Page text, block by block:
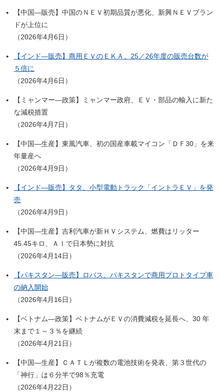
【中国―販売】中国のＮＥＶ初期品質が悪化、新興ＮＥＶブラン
ドが上位に
（2026年4月6日）
【インド―販売】商用ＥＶのＥＫＡ、25／26年度の販売台数が
５倍に
（2026年4月6日）
【ミャンマー―政策】ミャンマー政府、ＥＶ・部品の輸入に新た
な減税措置
（2026年4月7日）
【中国―生産】東風汽車、初の国産車載マイコン「ＤＦ30」を来
年量産へ
（2026年4月9日）
【インド―販売】タタ、小型電動トラック「イントラＥＶ」を発
売
（2026年4月9日）
【中国―生産】吉利汽車が新ＨＶシステム、燃費はリッター
45.45キロ、ＡＩで日本勢に対抗
（2026年4月14日）
【パキスタン―販売】ロバス、パキスタンで商用プロトタイプ車
の納入開始
（2026年4月16日）
【ベトナム―政策】ベトナムがＥＶの消費減税を延長へ、30 年
末まで１～３％を継続
（2026年4月21日）
【中国―生産】ＣＡＴＬが複数の電池技術を発表、第３世代の
「神行」は６分半で98％充電
（2026年4月22日）